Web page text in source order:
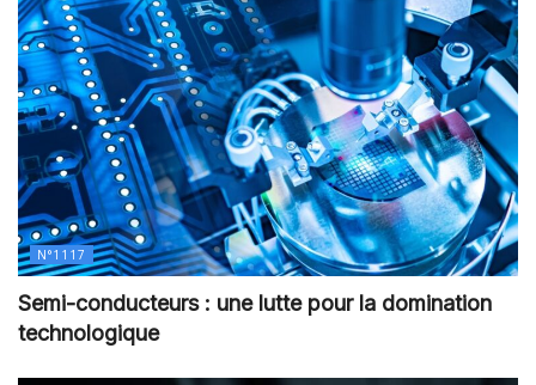
N°1117
Semi-conducteurs : une lutte pour la domination
technologique